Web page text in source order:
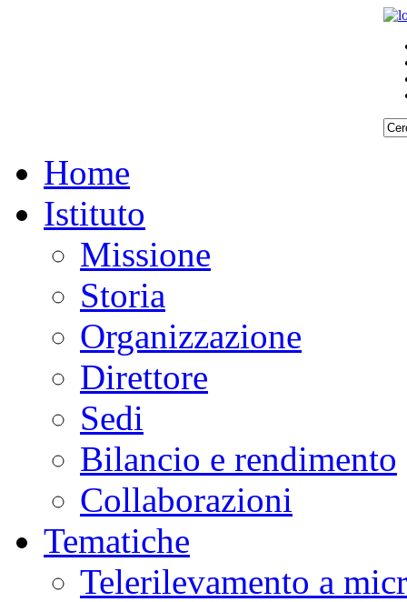
Home
Istituto
Missione
Storia
Organizzazione
Direttore
Sedi
Bilancio e rendimento
Collaborazioni
Tematiche
Telerilevamento a